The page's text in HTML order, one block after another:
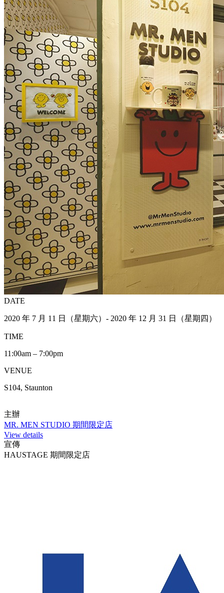
DATE
2020 年 7 月 11 日（星期六）- 2020 年 12 月 31 日（星期四）
TIME
11:00am – 7:00pm
VENUE
S104, Staunton
主辦
MR. MEN STUDIO 期間限定店
View details
宣傳
HAUSTAGE 期間限定店